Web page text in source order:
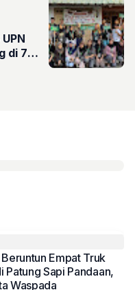
di 7
Empat Truk
Patung Sapi Pandaan,
Waspada